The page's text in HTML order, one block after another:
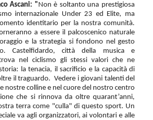
Ascani: "Non è soltanto una prestigiosa
internazionale Under 23 ed Elite, ma
identitario per la nostra comunità.
a essere il palcoscenico naturale
e la strategia si fondono nel gesto
Castelfidardo, città della musica e
nel ciclismo gli stessi valori che ne
la tenacia, il sacrificio e la capacità di
il traguardo. Vedere i giovani talenti del
nostre colline e nel cuore del nostro centro
che si rinnova da oltre quarant’anni,
terra come "culla" di questo sport. Un
va agli organizzatori, ai volontari e alle